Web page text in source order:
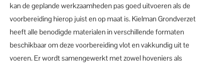
kan de geplande werkzaamheden pas goed uitvoeren als de
voorbereiding hierop juist en op maat is. Kielman Grondverzet
heeft alle benodigde materialen in verschillende formaten
beschikbaar om deze voorbereiding vlot en vakkundig uit te
voeren. Er wordt samengewerkt met zowel hoveniers als